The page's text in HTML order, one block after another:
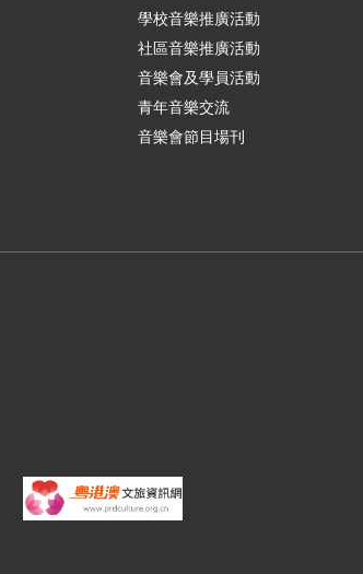
學校音樂推廣活動
社區音樂推廣活動
音樂會及學員活動
青年音樂交流
音樂會節目場刊